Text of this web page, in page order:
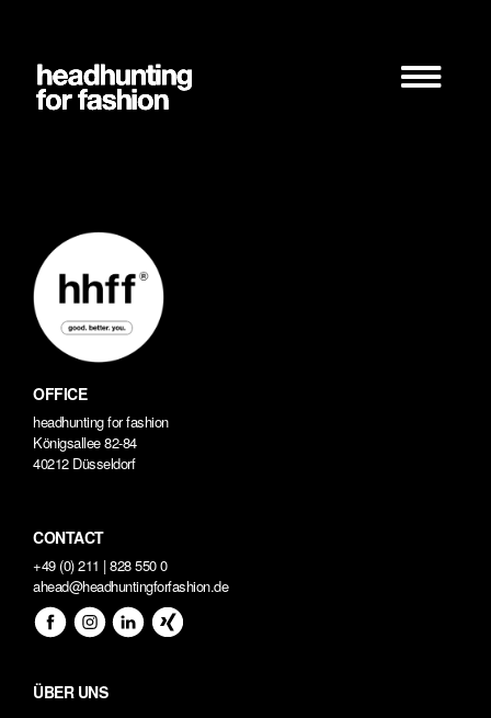
springen
OFFICE
headhunting for fashion
Königsallee 82-84
40212 Düsseldorf
CONTACT
+49 (0) 211 | 828 550 0
ahead@headhuntingforfashion.de
ÜBER UNS